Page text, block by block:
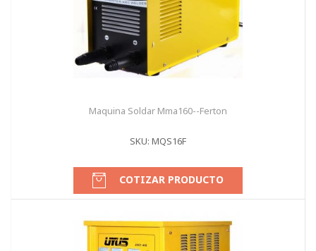
Maquina Soldar Mma160--Ferton
SKU: MQS16F
COTIZAR PRODUCTO